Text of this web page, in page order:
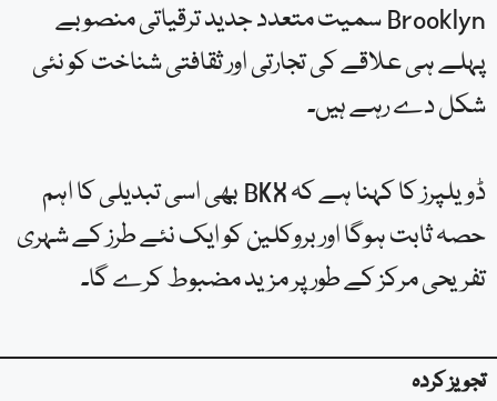
Brooklyn سمیت متعدد جدید ترقیاتی منصوبے
پہلے ہی علاقے کی تجارتی اور ثقافتی شناخت کو نئی
شکل دے رہے ہیں۔
ڈویلپرز کا کہنا ہے کہ BKX بھی اسی تبدیلی کا اہم
حصہ ثابت ہوگا اور بروکلین کو ایک نئے طرز کے شہری
تفریحی مرکز کے طور پر مزید مضبوط کرے گا۔
تجویز کردہ